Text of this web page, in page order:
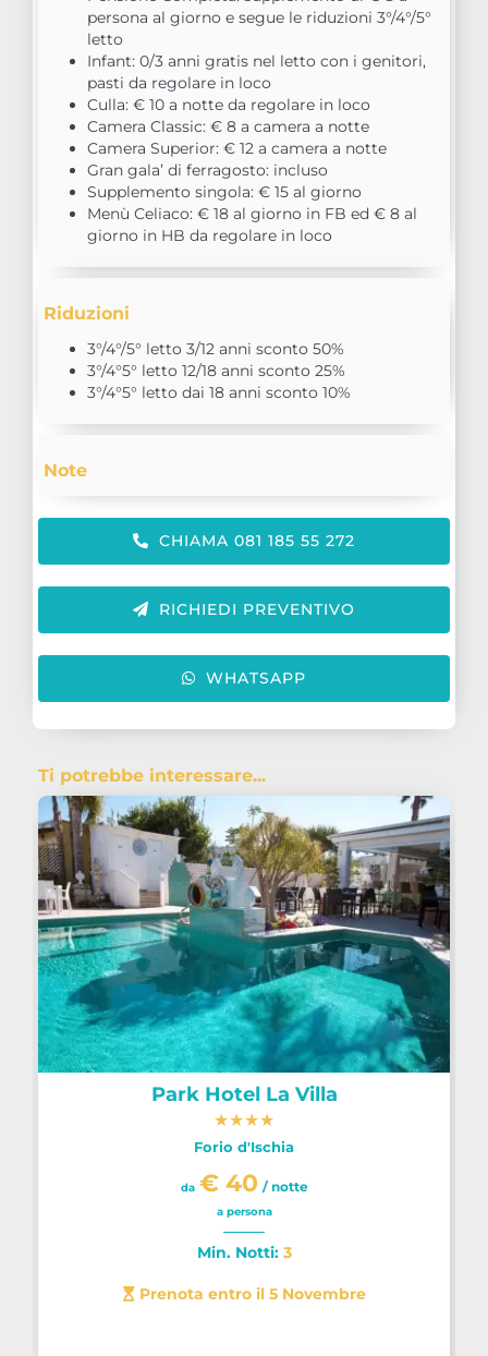
persona al giorno e segue le riduzioni 3°/4°/5°
letto
Infant: 0/3 anni gratis nel letto con i genitori,
pasti da regolare in loco
Culla: € 10 a notte da regolare in loco
Camera Classic: € 8 a camera a notte
Camera Superior: € 12 a camera a notte
Gran gala’ di ferragosto: incluso
Supplemento singola: € 15 al giorno
Menù Celiaco: € 18 al giorno in FB ed € 8 al
giorno in HB da regolare in loco
Riduzioni
3°/4°/5° letto 3/12 anni sconto 50%
3°/4°5° letto 12/18 anni sconto 25%
3°/4°5° letto dai 18 anni sconto 10%
Note
CHIAMA 081 185 55 272
RICHIEDI PREVENTIVO
WHATSAPP
Ti potrebbe interessare...
Park Hotel La Villa
★★★★
Forio d'Ischia
da € 40 / notte
a persona
Min. Notti: 3
Prenota entro il 5 Novembre